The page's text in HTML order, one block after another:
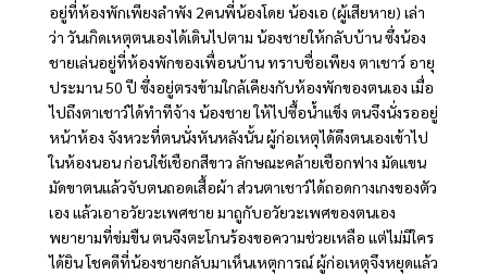
อยู่ที่ห้องพักเพียงลำพัง 2คนพี่น้องโดย น้องเอ (ผู้เสียหาย) เล่า
ว่า วันเกิดเหตุตนเองได้เดินไปตาม น้องชายให้กลับบ้าน ซึ่งน้อง
ชายเล่นอยู่ที่ห้องพักของเพื่อนบ้าน ทราบชื่อเพียง ตาเชาว์ อายุ
ประมาน 50 ปี ซึ่งอยู่ตรงข้ามใกล้เคียงกับห้องพักของตนเอง เมื่อ
ไปถึงตาเชาว์ได้ทำทีจ้าง น้องชาย ให้ไปซื้อน้ำแข็ง ตนจึงนั่งรออยู่
หน้าห้อง จังหวะที่ตนนั่งหันหลังนั้น ผู้ก่อเหตุได้ดึงตนเองเข้าไป
ในห้องนอน ก่อนใช้เชือกสีขาว ลักษณะคล้ายเชือกฟาง มัดแขน
มัดขาตนแล้วจับตนถอดเสื้อผ้า ส่วนตาเชาว์ได้ถอดกางเกงของตัว
เอง แล้วเอาอวัยวะเพศชาย มาถูกับอวัยวะเพศของตนเอง
พยายามที่ข่มขืน ตนจึงตะโกนร้องขอความช่วยเหลือ แต่ไม่มีใคร
ได้ยิน โชคดีที่น้องชายกลับมาเห็นเหตุการณ์ ผู้ก่อเหตุจึงหยุดแล้ว